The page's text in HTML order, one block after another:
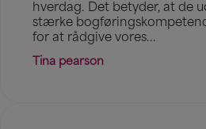
hverdag. Det betyder, at de
stærke
for at rådgive vores...
Tina pearson